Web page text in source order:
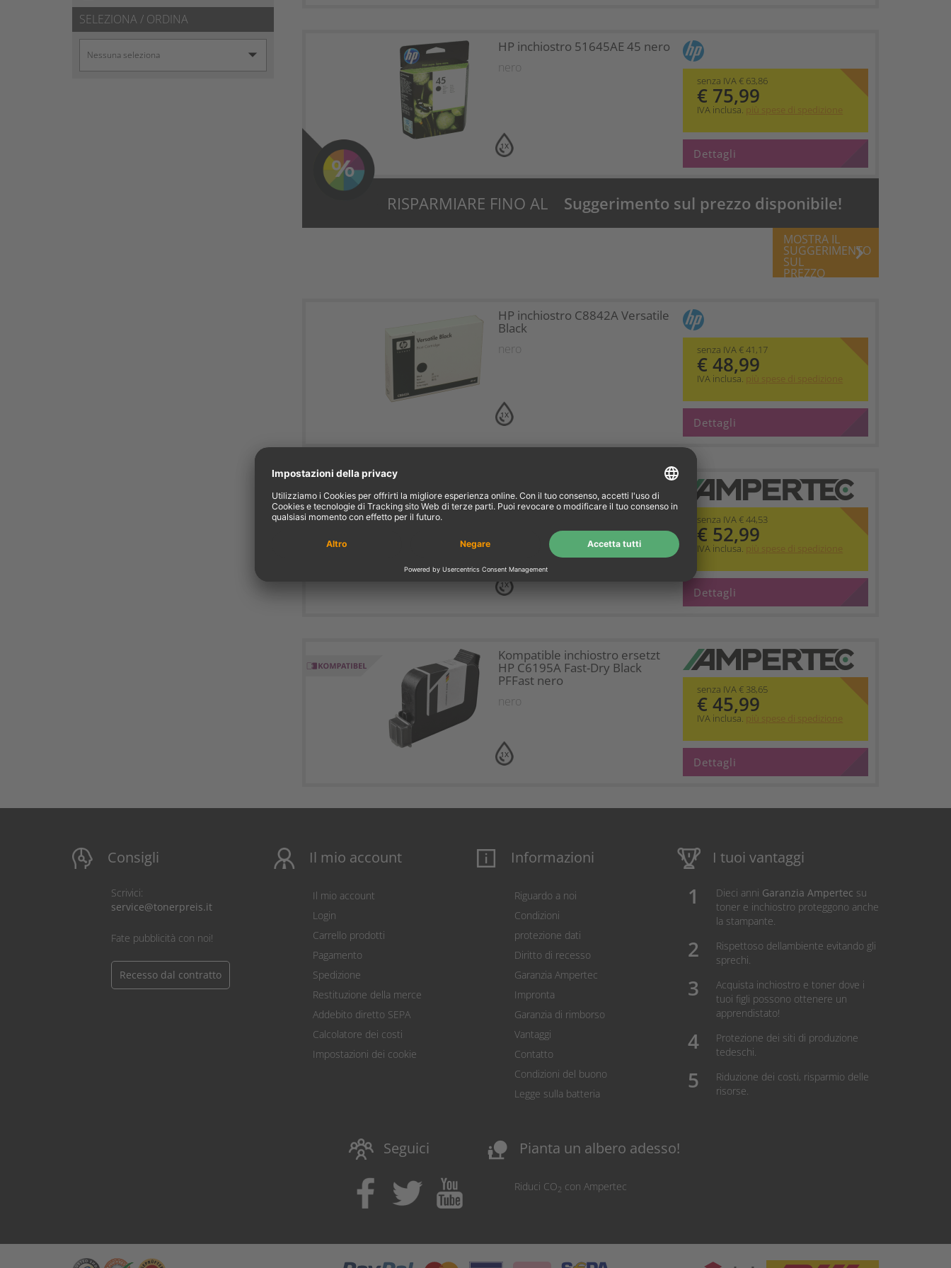
SELEZIONA / ORDINA
1X
HP inchiostro 51645AE 45 nero
nero
senza IVA € 63,86
€ 75,99
IVA inclusa. più spese di spedizione
Dettagli
RISPARMIARE FINO AL Suggerimento sul prezzo disponibile!
MOSTRA IL
SUGGERIMENTO
SUL
PREZZO
keyboard_arrow_right
1X
HP inchiostro C8842A Versatile
Black
nero senza IVA € 41,17
€ 48,99
IVA inclusa. più spese di spedizione
Dettagli
1X
Ampertec inchiostro ersetzt HP
51645A 45 nero
senza IVA € 44,53
€ 52,99
IVA inclusa. più spese di spedizione
Dettagli
1X
Kompatible inchiostro ersetzt
HP C6195A Fast-Dry Black
PFFast nero
nero
senza IVA € 38,65
€ 45,99
IVA inclusa. più spese di spedizione
Dettagli
Consigli
Scrivici:
service@tonerpreis.it
Fate pubblicità con noi!
Recesso dal contratto
Il mio account
Il mio account
Login
Carrello prodotti
Pagamento
Spedizione
Restituzione della merce
Addebito diretto SEPA
Calcolatore dei costi
Impostazioni dei cookie
Informazioni
Riguardo a noi
Condizioni
protezione dati
Diritto di recesso
Garanzia Ampertec
Impronta
Garanzia di rimborso
Vantaggi
Contatto
Condizioni del buono
Legge sulla batteria
I tuoi vantaggi
Dieci anni Garanzia Ampertec su
toner e inchiostro proteggono anche
la stampante.
Rispettoso dellambiente evitando gli
sprechi.
Acquista inchiostro e toner dove i
tuoi figli possono ottenere un
apprendistato!
Protezione dei siti di produzione
tedeschi.
Riduzione dei costi, risparmio delle
risorse.
Seguici nature_people Pianta un albero adesso!
Riduci CO2 con Ampertec